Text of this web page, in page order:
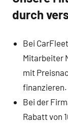
durch
Bei
Mitarbeiter
mit
finanzieren.
Bei der
Rabatt von